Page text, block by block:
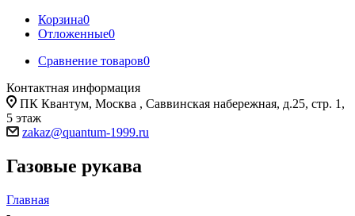
Корзина0
Отложенные0
Сравнение товаров0
Контактная информация
ПК Квантум, Москва , Саввинская набережная, д.25, стр. 1,
5 этаж
zakaz@quantum-1999.ru
Газовые рукава
Главная